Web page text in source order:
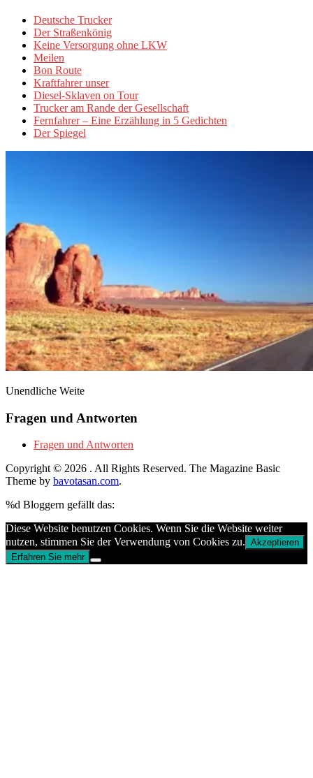
Deutsche Trucker
Der Straßenkönig
Keine Versorgung ohne LKW
Meilen
Bon Route
Kraftfahrer unser
Diesel-Sklaven on Tour
Trucker am Rande der Gesellschaft
Fernfahrer – Eine Erzählung in 5 Gedichten
Der Spiegel
Unendliche Weite
Fragen und Antworten
Fragen und Antworten
Copyright © 2026 . All Rights Reserved. The Magazine Basic
Theme by bavotasan.com.
%d Bloggern gefällt das:
Diese Website benutzen Cookies. Wenn Sie die Website weiter
nutzen, stimmen Sie der Verwendung von Cookies zu. Akzeptieren
Erfahren Sie mehr